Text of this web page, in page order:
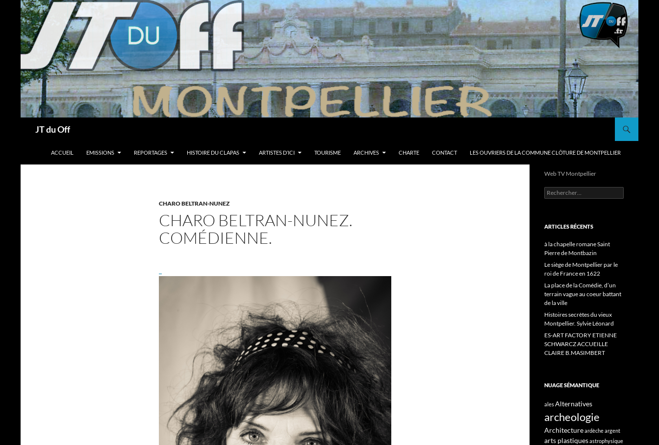
JT du Off
ACCUEIL
EMISSIONS REPORTAGES HISTOIRE DU CLAPAS ARTISTES D’ICI TOURISME ARCHIVES CHARTE CONTACT LES OUVRIERS DE LA COMMUNE CLÔTURE DE MONTPELLIER
CHARO BELTRAN-NUNEZ
CHARO BELTRAN-NUNEZ.
COMÉDIENNE.
Web TV Montpellier
Rechercher :
ARTICLES RÉCENTS
à la chapelle romane Saint
Pierre de Montbazin
Le siège de Montpellier par le
roi de France en 1622
La place de la Comédie, d’un
terrain vague au coeur battant
de la ville
Histoires secrètes du vieux
Montpellier. Sylvie Léonard
ES-ART FACTORY ETIENNE
SCHWARCZ ACCUEILLE
CLAIRE B.MASIMBERT
NUAGE SÉMANTIQUE
alesAlternatives
archeologie
Architectureardècheargent
arts plastiquesastrophysique